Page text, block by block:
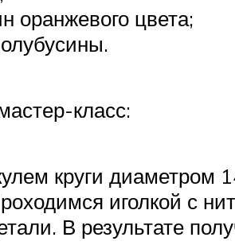
оранжевого цвета;
класс:
круги диаметром
иголкой с
В результате